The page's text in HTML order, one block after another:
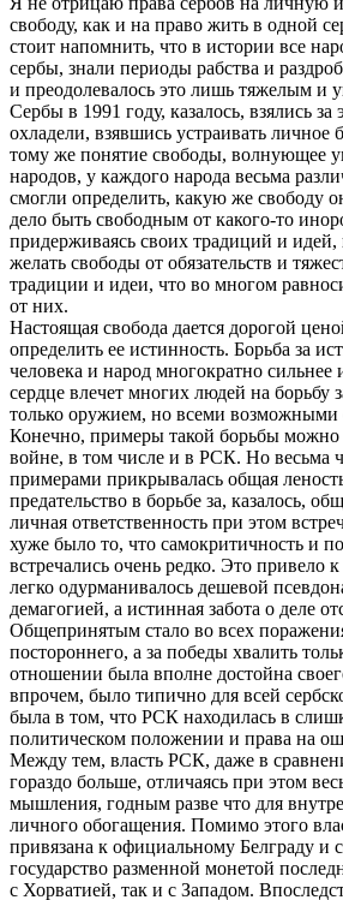
свободу, как и на право жить в одной
стоит напомнить, что в истории все
сербы, знали периоды рабства и
и преодолевалось это лишь тяжелым и
Сербы в 1991 году, казалось, взялись
охладели, взявшись устраивать личное
тому же понятие свободы, волнующее
народов, у каждого народа весьма
смогли определить, какую же свободу
дело быть свободным от какого-то
придерживаясь своих традиций и идей,
желать свободы от обязательств и
традиции и идеи, что во многом
от них.
Настоящая свобода дается дорогой
определить ее истинность. Борьба за
человека и народ многократно сильнее
сердце влечет многих людей на борьбу
только оружием, но всеми возможными
Конечно, примеры такой борьбы
войне, в том числе и в РСК. Но весьма
примерами прикрывалась общая
предательство в борьбе за, казалось,
личная ответственность при этом
хуже было то, что самокритичность и
встречались очень редко. Это привело
легко одурманивалось дешевой
демагогией, а истинная забота о деле
Общепринятым стало во всех
постороннего, а за победы хвалить
отношении была вполне достойна
впрочем, было типично для всей
была в том, что РСК находилась в
политическом положении и права на
Между тем, власть РСК, даже в
гораздо больше, отличаясь при этом
мышления, годным разве что для
личного обогащения. Помимо этого
привязана к официальному Белграду и
государство разменной монетой
с Хорватией, так и с Западом.